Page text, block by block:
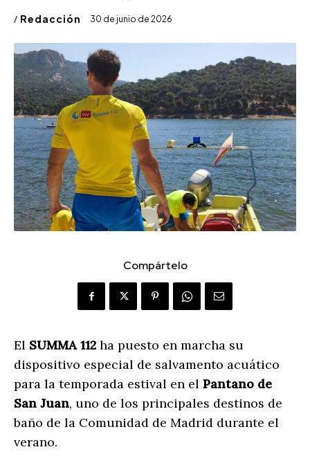
/ Redacción 30 de junio de 2026
Compártelo
El SUMMA 112 ha puesto en marcha su
dispositivo especial de salvamento acuático
para la temporada estival en el Pantano de
San Juan, uno de los principales destinos de
baño de la Comunidad de Madrid durante el
verano.